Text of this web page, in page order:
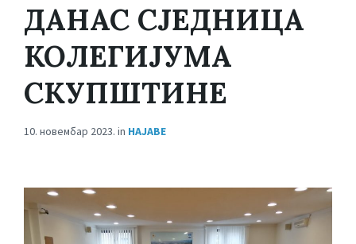
ДАНАС СЈЕДНИЦА
КОЛЕГИЈУМА
СКУПШТИНЕ
10. новембар 2023. in НАЈАВЕ